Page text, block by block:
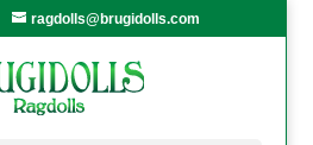
ragdolls@brugidolls.com